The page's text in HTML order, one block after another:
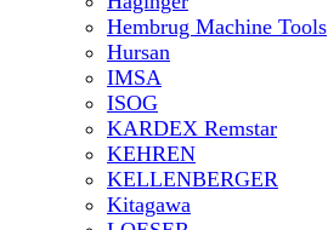
Hembrug Machine Tools
Hursan
IMSA
ISOG
KARDEX Remstar
KEHREN
KELLENBERGER
Kitagawa